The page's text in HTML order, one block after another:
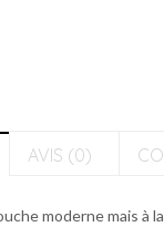
AVIS (0)
moderne mais à